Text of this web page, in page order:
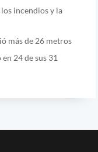
incendios y la
más de 26 metros
24 de sus 31